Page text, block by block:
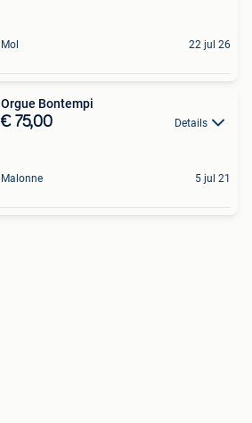
Mol 22 jul 26
Orgue Bontempi
€ 75,00 Details
Malonne 5 jul 21